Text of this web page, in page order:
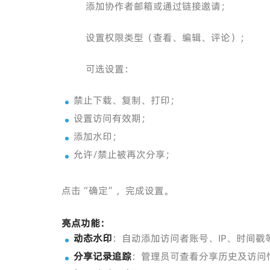
添加协作者邮箱或通过链接邀请；
设置权限类型（查看、编辑、评论）；
可选设置：
禁止下载、复制、打印；
设置访问有效期；
添加水印；
允许/禁止被再次分享；
点击“确定”，完成设置。
亮点功能：
动态水印：自动添加访问者账号、IP、时间戳
分享记录追踪：管理员可查看分享历史及访问